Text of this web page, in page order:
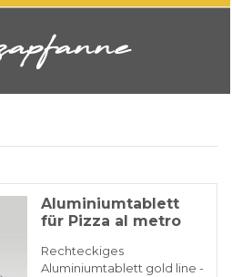
Aluminiumtablett
für Pizza al metro
Rechteckiges
Aluminiumtablett gold line -